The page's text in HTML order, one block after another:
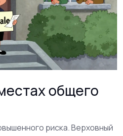
общего
риска. Верховный